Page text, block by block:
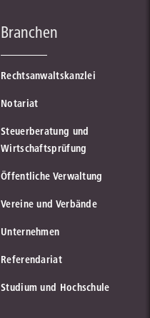
Branchen
Rechtsanwaltskanzlei
Notariat
Steuerberatung und
Wirtschaftsprüfung
Öffentliche Verwaltung
Vereine und Verbände
Unternehmen
Referendariat
Studium und Hochschule